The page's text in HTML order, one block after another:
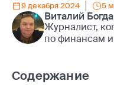
Виталий
Журналист,
по финансам
9 декабря 2024 5
Содержание